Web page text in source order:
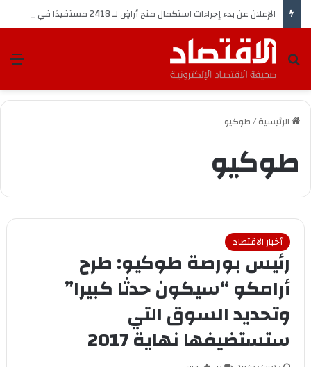
الإعلان عن ‏بدء إجراءات استكمال منح أراضٍ لـ 2418 مستفيدًا في ⁧‫جدة‬⁩ و ⁧‫رابغ‬⁩ و ⁧‫الليث‬⁩
بحث عن
الرئيسية/طوكيو
طوكيو
أخبار الاقتصاد
رئيس بورصة طوكيو: طرح
أرامكو “سيكون حدثا كبيرا”
وتحديد السوق التي
ستستضيفها نهاية 2017